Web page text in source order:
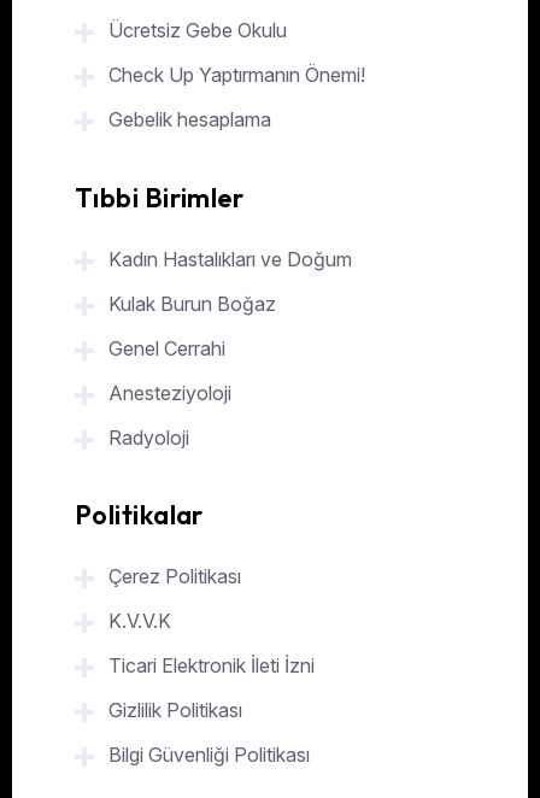
Ücretsiz Gebe Okulu
Check Up Yaptırmanın Önemi!
Gebelik hesaplama
Tıbbi Birimler
Kadın Hastalıkları ve Doğum
Kulak Burun Boğaz
Genel Cerrahi
Anesteziyoloji
Radyoloji
Politikalar
Çerez Politikası
K.V.V.K
Ticari Elektronik İleti İzni
Gizlilik Politikası
Bilgi Güvenliği Politikası